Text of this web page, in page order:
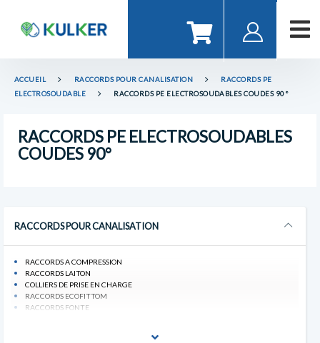
ACCUEIL RACCORDS POUR CANALISATION
RACCORDS PE
ELECTROSOUDABLE
RACCORDS PE ELECTROSOUDABLES COUDES 90°
RACCORDS PE ELECTROSOUDABLES
COUDES 90°
RACCORDS POUR CANALISATION
RACCORDS A COMPRESSION
RACCORDS LAITON
COLLIERS DE PRISE EN CHARGE
RACCORDS ECOFITTOM
RACCORDS FONTE